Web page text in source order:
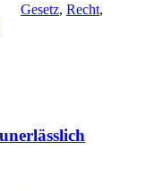
Gesetz, Recht,